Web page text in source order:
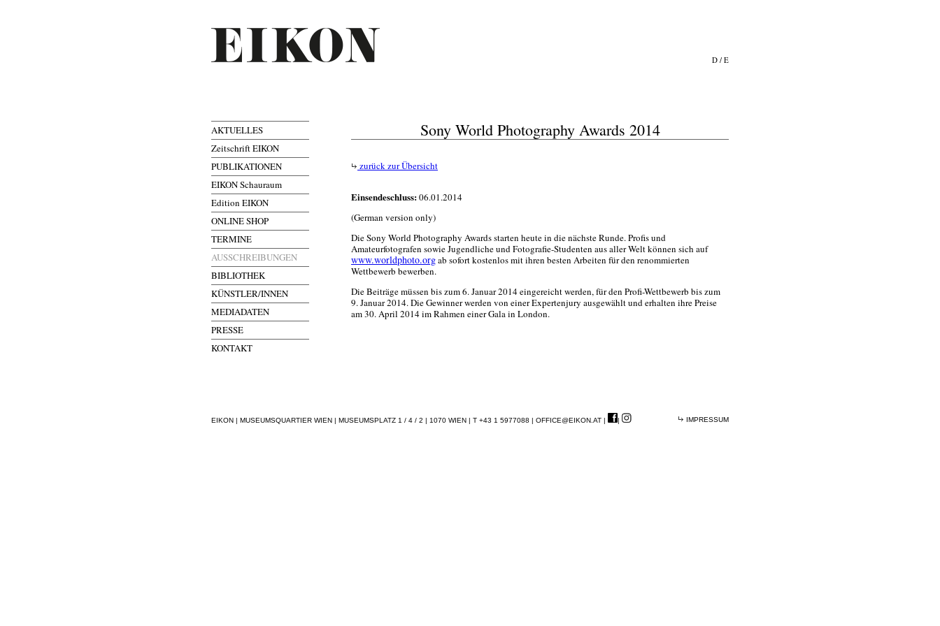
D / E
AKTUELLES
Zeitschrift EIKON
PUBLIKATIONEN
EIKON Schauraum
Edition EIKON
ONLINE SHOP
TERMINE
AUSSCHREIBUNGEN
BIBLIOTHEK
KÜNSTLER/INNEN
MEDIADATEN
PRESSE
KONTAKT
Sony World Photography Awards 2014
zurück zur Übersicht
Einsendeschluss:06.01.2014
(German version only)
Die Sony World Photography Awards starten heute in die nächste Runde. Profis und
Amateurfotografen sowie Jugendliche und Fotografie-Studenten aus aller Welt können sich auf
www.worldphoto.orgab sofort kostenlos mit ihren besten Arbeiten für den renommierten
Wettbewerb bewerben.
Die Beiträge müssen bis zum 6. Januar 2014 eingereicht werden, für den Profi-Wettbewerb bis zum
9. Januar 2014. Die Gewinner werden von einer Expertenjury ausgewählt und erhalten ihre Preise
am 30. April 2014 im Rahmen einer Gala in London.
EIKON | MUSEUMSQUARTIER WIEN | MUSEUMSPLATZ 1 / 4 / 2 | 1070 WIEN | T +43 1 5977088 | OFFICE@EIKON.AT | | IMPRESSUM